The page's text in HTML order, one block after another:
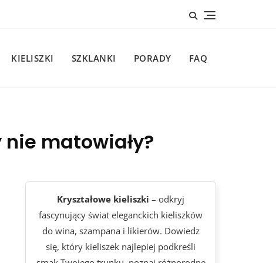
KIELISZKI SZKLANKI PORADY FAQ
matowiały?
Kryształowe kieliszki – odkryj
fascynujący świat eleganckich kieliszków
do wina, szampana i likierów. Dowiedz
się, który kieliszek najlepiej podkreśli